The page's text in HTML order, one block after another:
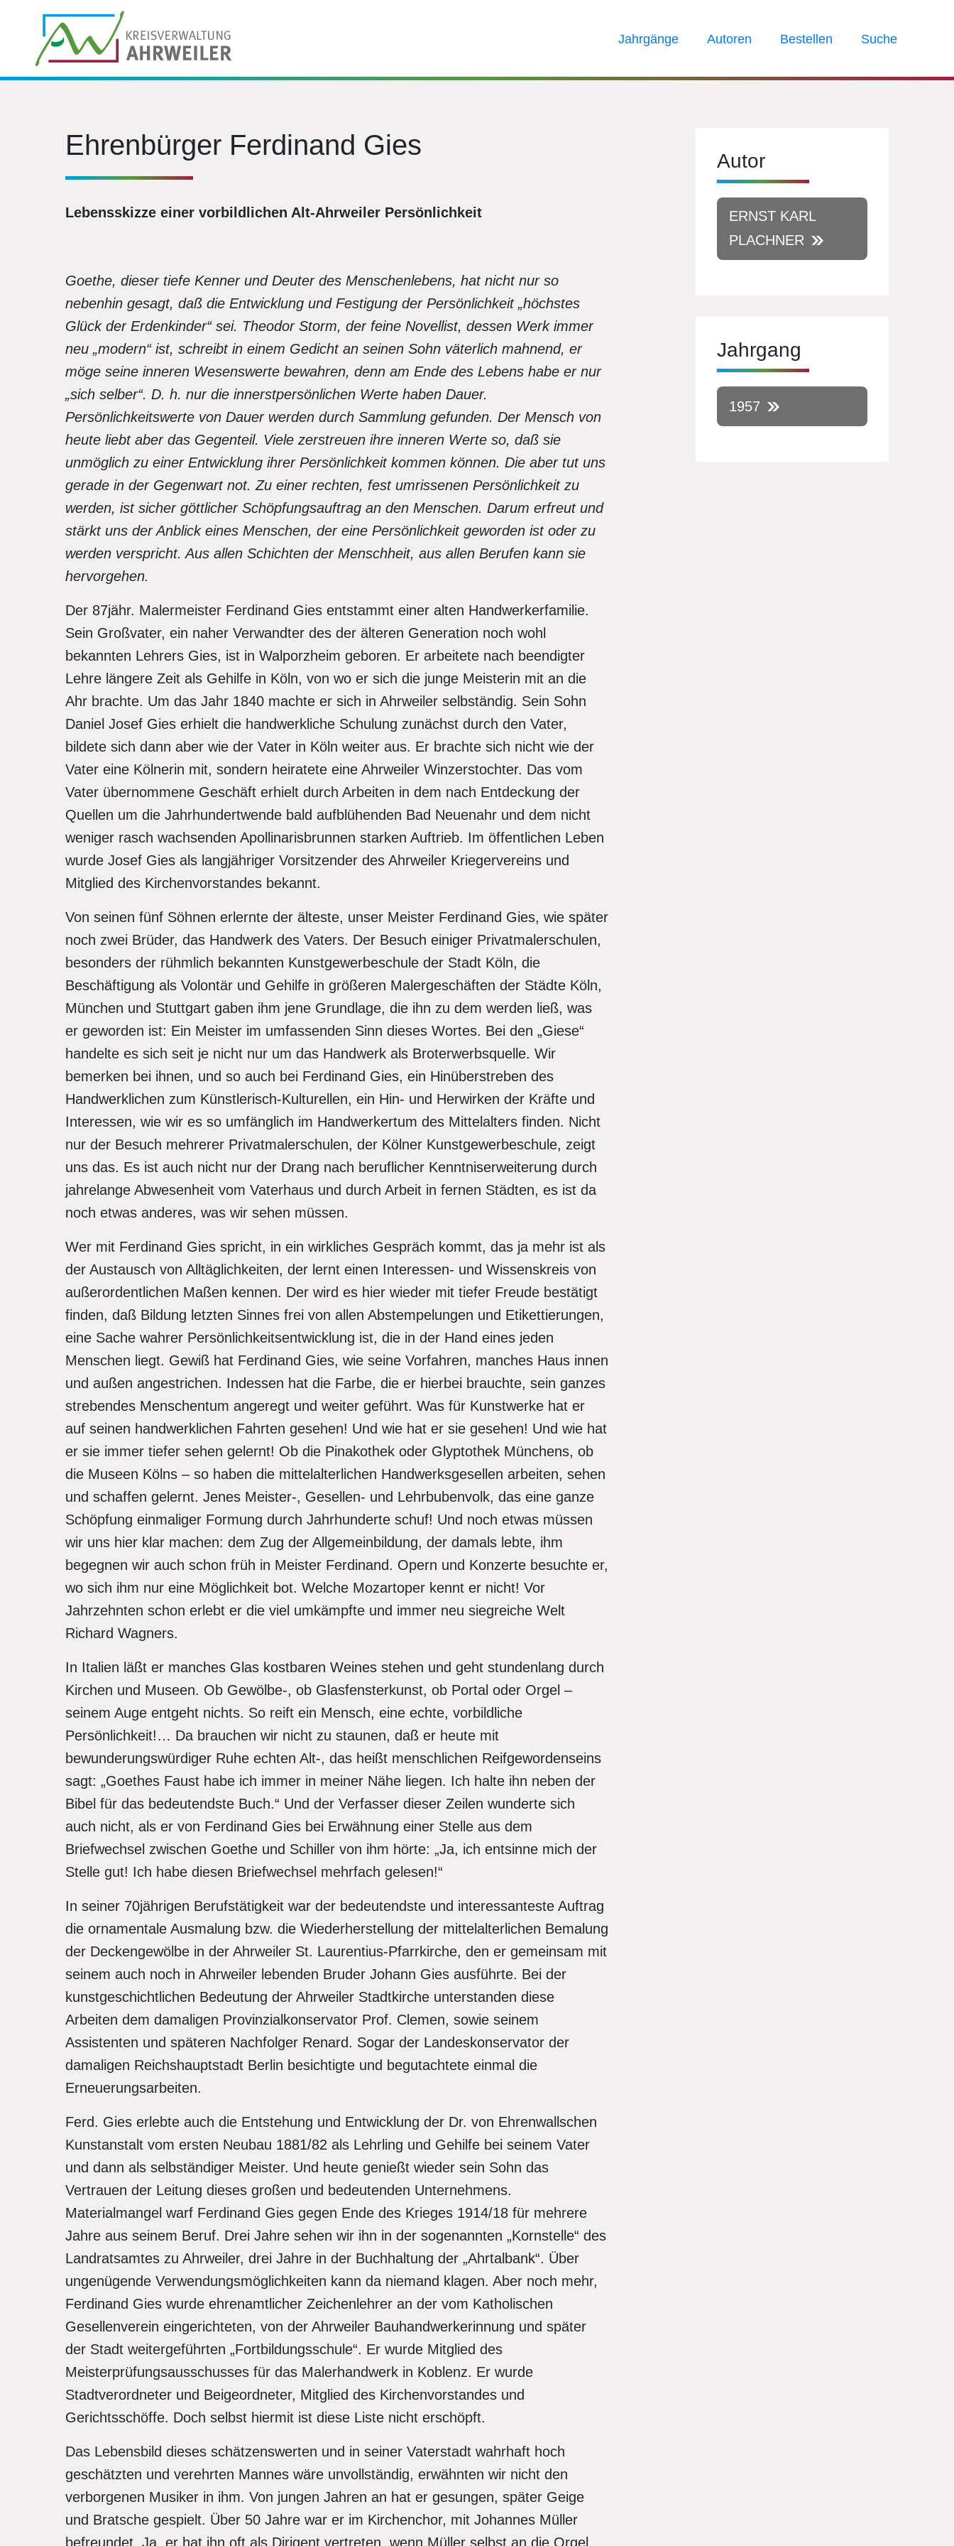
Jahrgänge Autoren Bestellen Suche
Ehrenbürger Ferdinand Gies
Lebensskizze einer vorbildlichen Alt-Ahrweiler Persönlichkeit
Goethe, dieser tiefe Kenner und Deuter des Menschenlebens, hat nicht nur so
nebenhin gesagt, daß die Entwicklung und Festigung der Persönlichkeit „höchstes
Glück der Erdenkinder“ sei. Theodor Storm, der feine Novellist, dessen Werk immer
neu „modern“ ist, schreibt in einem Gedicht an seinen Sohn väterlich mahnend, er
möge seine inneren Wesenswerte bewahren, denn am Ende des Lebens habe er nur
„sich selber“. D. h. nur die innerstpersönlichen Werte haben Dauer.
Persönlichkeitswerte von Dauer werden durch Sammlung gefunden. Der Mensch von
heute liebt aber das Gegenteil. Viele zerstreuen ihre inneren Werte so, daß sie
unmöglich zu einer Entwicklung ihrer Persönlichkeit kommen können. Die aber tut uns
gerade in der Gegenwart not. Zu einer rechten, fest umrissenen Persönlichkeit zu
werden, ist sicher göttlicher Schöpfungsauftrag an den Menschen. Darum erfreut und
stärkt uns der Anblick eines Menschen, der eine Persönlichkeit geworden ist oder zu
werden verspricht. Aus allen Schichten der Menschheit, aus allen Berufen kann sie
hervorgehen.
Der 87jähr. Malermeister Ferdinand Gies entstammt einer alten Handwerkerfamilie.
Sein Großvater, ein naher Verwandter des der älteren Generation noch wohl
bekannten Lehrers Gies, ist in Walporzheim geboren. Er arbeitete nach beendigter
Lehre längere Zeit als Gehilfe in Köln, von wo er sich die junge Meisterin mit an die
Ahr brachte. Um das Jahr 1840 machte er sich in Ahrweiler selbständig. Sein Sohn
Daniel Josef Gies erhielt die handwerkliche Schulung zunächst durch den Vater,
bildete sich dann aber wie der Vater in Köln weiter aus. Er brachte sich nicht wie der
Vater eine Kölnerin mit, sondern heiratete eine Ahrweiler Winzerstochter. Das vom
Vater übernommene Geschäft erhielt durch Arbeiten in dem nach Entdeckung der
Quellen um die Jahrhundertwende bald aufblühenden Bad Neuenahr und dem nicht
weniger rasch wachsenden Apollinarisbrunnen starken Auftrieb. Im öffentlichen Leben
wurde Josef Gies als langjähriger Vorsitzender des Ahrweiler Kriegervereins und
Mitglied des Kirchenvorstandes bekannt.
Von seinen fünf Söhnen erlernte der älteste, unser Meister Ferdinand Gies, wie später
noch zwei Brüder, das Handwerk des Vaters. Der Besuch einiger Privatmalerschulen,
besonders der rühmlich bekannten Kunstgewerbeschule der Stadt Köln, die
Beschäftigung als Volontär und Gehilfe in größeren Malergeschäften der Städte Köln,
München und Stuttgart gaben ihm jene Grundlage, die ihn zu dem werden ließ, was
er geworden ist: Ein Meister im umfassenden Sinn dieses Wortes. Bei den „Giese“
handelte es sich seit je nicht nur um das Handwerk als Broterwerbsquelle. Wir
bemerken bei ihnen, und so auch bei Ferdinand Gies, ein Hinüberstreben des
Handwerklichen zum Künstlerisch-Kulturellen, ein Hin- und Herwirken der Kräfte und
Interessen, wie wir es so umfänglich im Handwerkertum des Mittelalters finden. Nicht
nur der Besuch mehrerer Privatmalerschulen, der Kölner Kunstgewerbeschule, zeigt
uns das. Es ist auch nicht nur der Drang nach beruflicher Kenntniserweiterung durch
jahrelange Abwesenheit vom Vaterhaus und durch Arbeit in fernen Städten, es ist da
noch etwas anderes, was wir sehen müssen.
Wer mit Ferdinand Gies spricht, in ein wirkliches Gespräch kommt, das ja mehr ist als
der Austausch von Alltäglichkeiten, der lernt einen Interessen- und Wissenskreis von
außerordentlichen Maßen kennen. Der wird es hier wieder mit tiefer Freude bestätigt
finden, daß Bildung letzten Sinnes frei von allen Abstempelungen und Etikettierungen,
eine Sache wahrer Persönlichkeitsentwicklung ist, die in der Hand eines jeden
Menschen liegt. Gewiß hat Ferdinand Gies, wie seine Vorfahren, manches Haus innen
und außen angestrichen. Indessen hat die Farbe, die er hierbei brauchte, sein ganzes
strebendes Menschentum angeregt und weiter geführt. Was für Kunstwerke hat er
auf seinen handwerklichen Fahrten gesehen! Und wie hat er sie gesehen! Und wie hat
er sie immer tiefer sehen gelernt! Ob die Pinakothek oder Glyptothek Münchens, ob
die Museen Kölns – so haben die mittelalterlichen Handwerksgesellen arbeiten, sehen
und schaffen gelernt. Jenes Meister-, Gesellen- und Lehrbubenvolk, das eine ganze
Schöpfung einmaliger Formung durch Jahrhunderte schuf! Und noch etwas müssen
wir uns hier klar machen: dem Zug der Allgemeinbildung, der damals lebte, ihm
begegnen wir auch schon früh in Meister Ferdinand. Opern und Konzerte besuchte er,
wo sich ihm nur eine Möglichkeit bot. Welche Mozartoper kennt er nicht! Vor
Jahrzehnten schon erlebt er die viel umkämpfte und immer neu siegreiche Welt
Richard Wagners.
In Italien läßt er manches Glas kostbaren Weines stehen und geht stundenlang durch
Kirchen und Museen. Ob Gewölbe-, ob Glasfensterkunst, ob Portal oder Orgel –
seinem Auge entgeht nichts. So reift ein Mensch, eine echte, vorbildliche
Persönlichkeit!… Da brauchen wir nicht zu staunen, daß er heute mit
bewunderungswürdiger Ruhe echten Alt-, das heißt menschlichen Reifgewordenseins
sagt: „Goethes Faust habe ich immer in meiner Nähe liegen. Ich halte ihn neben der
Bibel für das bedeutendste Buch.“ Und der Verfasser dieser Zeilen wunderte sich
auch nicht, als er von Ferdinand Gies bei Erwähnung einer Stelle aus dem
Briefwechsel zwischen Goethe und Schiller von ihm hörte: „Ja, ich entsinne mich der
Stelle gut! Ich habe diesen Briefwechsel mehrfach gelesen!“
In seiner 70jährigen Berufstätigkeit war der bedeutendste und interessanteste Auftrag
die ornamentale Ausmalung bzw. die Wiederherstellung der mittelalterlichen Bemalung
der Deckengewölbe in der Ahrweiler St. Laurentius-Pfarrkirche, den er gemeinsam mit
seinem auch noch in Ahrweiler lebenden Bruder Johann Gies ausführte. Bei der
kunstgeschichtlichen Bedeutung der Ahrweiler Stadtkirche unterstanden diese
Arbeiten dem damaligen Provinzialkonservator Prof. Clemen, sowie seinem
Assistenten und späteren Nachfolger Renard. Sogar der Landeskonservator der
damaligen Reichshauptstadt Berlin besichtigte und begutachtete einmal die
Erneuerungsarbeiten.
Ferd. Gies erlebte auch die Entstehung und Entwicklung der Dr. von Ehrenwallschen
Kunstanstalt vom ersten Neubau 1881/82 als Lehrling und Gehilfe bei seinem Vater
und dann als selbständiger Meister. Und heute genießt wieder sein Sohn das
Vertrauen der Leitung dieses großen und bedeutenden Unternehmens.
Materialmangel warf Ferdinand Gies gegen Ende des Krieges 1914/18 für mehrere
Jahre aus seinem Beruf. Drei Jahre sehen wir ihn in der sogenannten „Kornstelle“ des
Landratsamtes zu Ahrweiler, drei Jahre in der Buchhaltung der „Ahrtalbank“. Über
ungenügende Verwendungsmöglichkeiten kann da niemand klagen. Aber noch mehr,
Ferdinand Gies wurde ehrenamtlicher Zeichenlehrer an der vom Katholischen
Gesellenverein eingerichteten, von der Ahrweiler Bauhandwerkerinnung und später
der Stadt weitergeführten „Fortbildungsschule“. Er wurde Mitglied des
Meisterprüfungsausschusses für das Malerhandwerk in Koblenz. Er wurde
Stadtverordneter und Beigeordneter, Mitglied des Kirchenvorstandes und
Gerichtsschöffe. Doch selbst hiermit ist diese Liste nicht erschöpft.
Das Lebensbild dieses schätzenswerten und in seiner Vaterstadt wahrhaft hoch
geschätzten und verehrten Mannes wäre unvollständig, erwähnten wir nicht den
verborgenen Musiker in ihm. Von jungen Jahren an hat er gesungen, später Geige
und Bratsche gespielt. Über 50 Jahre war er im Kirchenchor, mit Johannes Müller
befreundet. Ja, er hat ihn oft als Dirigent vertreten, wenn Müller selbst an die Orgel
Autor
ERNST KARL
PLACHNER
Jahrgang
1957